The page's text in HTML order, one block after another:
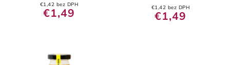
€1,42 bez DPH
€1,49 €1,42 bez DPH
€1,49